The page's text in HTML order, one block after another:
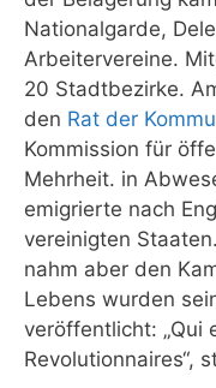
Nationalgarde,
Arbeitervereine.
20 Stadtbezirke.
den Rat der
Kommission für
Mehrheit. in
emigrierte nach
vereinigten
nahm aber den
Lebens wurden
veröffentlicht: „Qui
Revolutionnaires“,